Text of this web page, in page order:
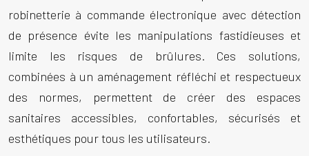
robinetterie à commande électronique avec détection
de présence évite les manipulations fastidieuses et
limite les risques de brûlures. Ces solutions,
combinées à un aménagement réfléchi et respectueux
des normes, permettent de créer des espaces
sanitaires accessibles, confortables, sécurisés et
esthétiques pour tous les utilisateurs.